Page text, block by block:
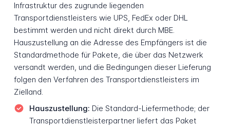
Infrastruktur des zugrunde liegenden
Transportdienstleisters wie UPS, FedEx oder DHL
bestimmt werden und nicht direkt durch MBE.
Hauszustellung an die Adresse des Empfängers ist die
Standardmethode für Pakete, die über das Netzwerk
versandt werden, und die Bedingungen dieser Lieferung
folgen den Verfahren des Transportdienstleisters im
Zielland.
Hauszustellung: Die Standard-Liefermethode; der
Transportdienstleisterpartner liefert das Paket